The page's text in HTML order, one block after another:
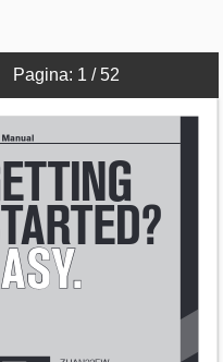
Pagina: 1 /52